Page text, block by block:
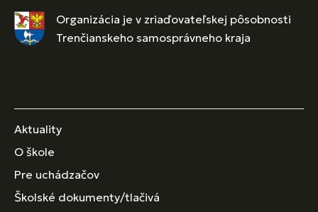
Organizácia je v zriaďovateľskej pôsobnosti
Trenčianskeho samosprávneho kraja
Aktuality
O škole
Pre uchádzačov
Školské dokumenty/tlačivá